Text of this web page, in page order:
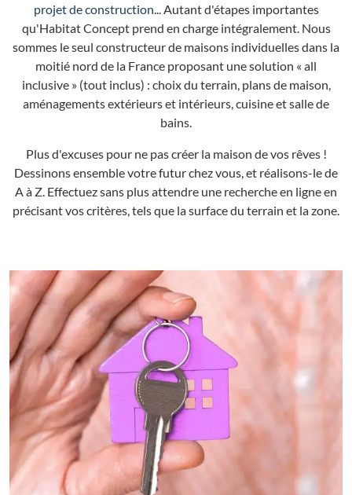
projet de construction... Autant d'étapes importantes
qu'Habitat Concept prend en charge intégralement. Nous
sommes le seul constructeur de maisons individuelles dans la
moitié nord de la France proposant une solution « all
inclusive » (tout inclus) : choix du terrain, plans de maison,
aménagements extérieurs et intérieurs, cuisine et salle de
bains.
Plus d'excuses pour ne pas créer la maison de vos rêves !
Dessinons ensemble votre futur chez vous, et réalisons-le de
A à Z. Effectuez sans plus attendre une recherche en ligne en
précisant vos critères, tels que la surface du terrain et la zone.